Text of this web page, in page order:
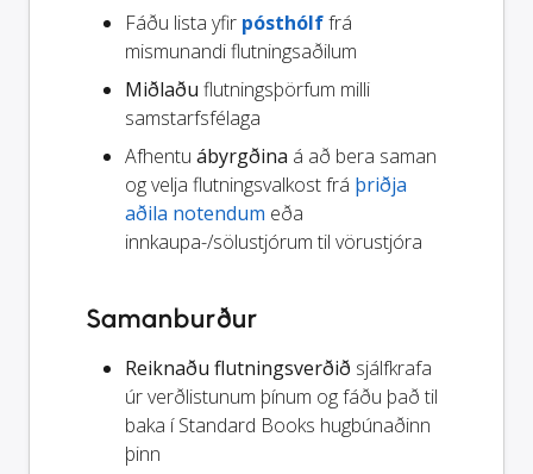
Fáðu lista yfir pósthólffrá
mismunandi flutningsaðilum
Miðlaðu flutningsþörfum milli
samstarfsfélaga
Afhentu ábyrgðina á að bera saman
og velja flutningsvalkost frá þriðja
aðila notendum eða
innkaupa-/sölustjórum til vörustjóra
Samanburður
Reiknaðu flutningsverðið sjálfkrafa
úr verðlistunum þínum og fáðu það til
baka í Standard Books hugbúnaðinn
þinn